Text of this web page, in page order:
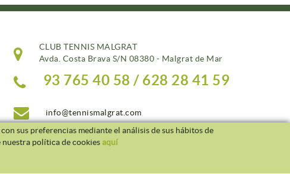
CLUB TENNIS MALGRAT
Avda. Costa Brava S/N 08380 - Malgrat de Mar
93 765 40 58 / 628 28 41 59
info@tennismalgrat.com
sus preferencias mediante el análisis de sus hábitos de
nuestra política de cookiesaquí